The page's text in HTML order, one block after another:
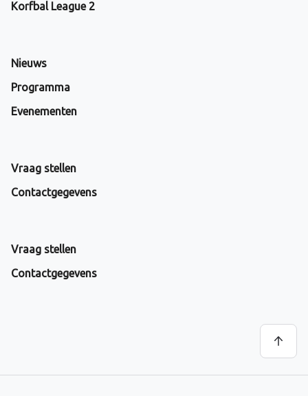
Korfbal League 2
Nieuws
Programma
Evenementen
Vraag stellen
Contactgegevens
Vraag stellen
Contactgegevens